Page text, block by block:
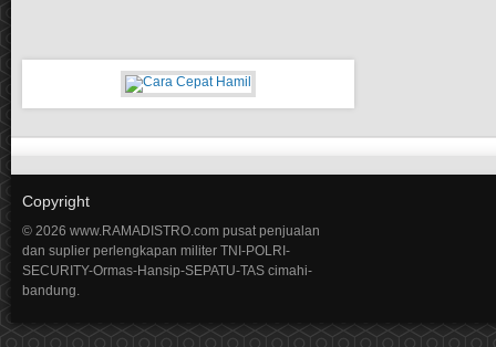
Copyright
© 2026 www.RAMADISTRO.com pusat penjualan
dan suplier perlengkapan militer TNI-POLRI-
SECURITY-Ormas-Hansip-SEPATU-TAS cimahi-
bandung.